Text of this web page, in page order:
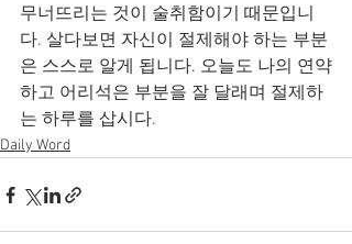
무너뜨리는 것이 술취함이기 때문입니
다. 살다보면 자신이 절제해야 하는 부분
은 스스로 알게 됩니다. 오늘도 나의 연약
하고 어리석은 부분을 잘 달래며 절제하
는 하루를 삽시다.
Daily Word